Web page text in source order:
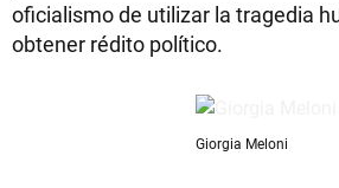
oficialismo de utilizar la tragedia
obtener rédito político.
Giorgia Meloni